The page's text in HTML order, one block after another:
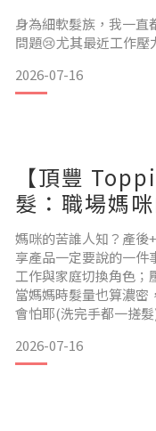
身為細軟髮族，我一直
問題😢尤其最近工作壓
時兩側直接露頭皮 😭
很希望自己的狀態可
噴霧式假髮？
我開始找「快速改善
2026-07-16
【頂豐
髮：職場媽
抗汗易清洗
感，告別空
媽咪的苦誰人知？產
享產品一定要說的一件
工作與家庭切換角色；
當媽媽時髮量也算濃密
會怕耶(洗完手都一搓
皮彷彿對我招手Say
不能接受自己變老，而
2026-07-16